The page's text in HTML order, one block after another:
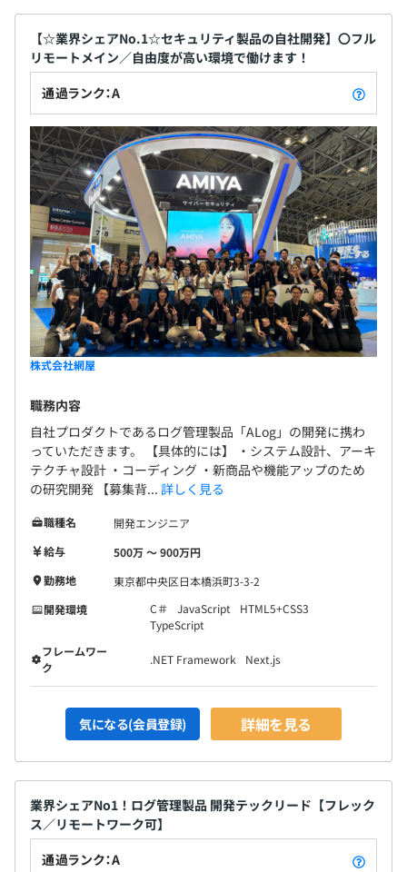
【☆業界シェアNo.1☆セキュリティ製品の自社開発】〇フル
リモートメイン／自由度が高い環境で働けます！
通過ランク：A
株式会社網屋
職務内容
自社プロダクトであるログ管理製品「ALog」の開発に携わ
っていただきます。 【具体的には】 ・システム設計、アーキ
テクチャ設計 ・コーディング ・新商品や機能アップのため
の研究開発 【募集背... 詳しく見る
職種名
開発エンジニア
給与
500万 〜 900万円
勤務地
東京都中央区日本橋浜町3-3-2
開発環境
C＃ JavaScript
HTML5+CSS3
TypeScript
フレームワー
ク
.NET Framework Next.js
気になる(会員登録) 詳細を見る
業界シェアNo1！ログ管理製品 開発テックリード【フレック
ス／リモートワーク可】
通過ランク：A